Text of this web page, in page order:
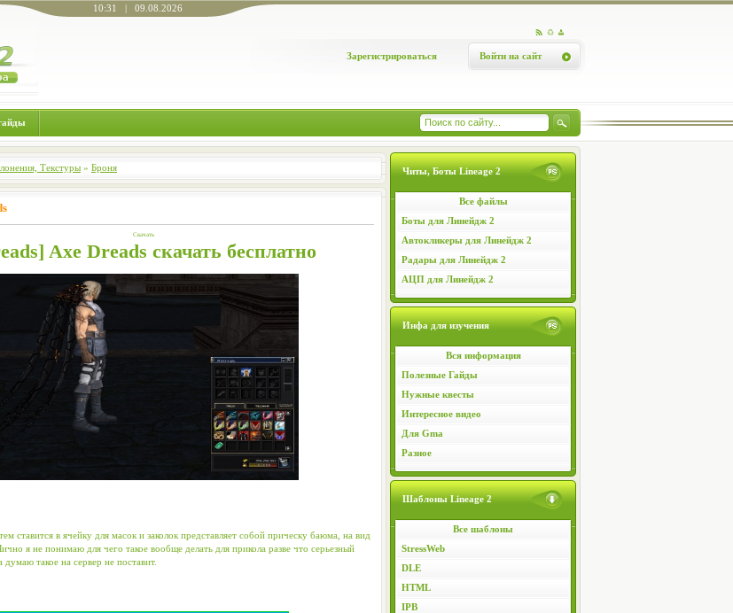
10:31 | 09.08.2026
Войти на сайт
Зарегистрироваться
Читы, Боты Lineage 2
Все файлы
Боты для Линейдж 2
Автокликеры для Линейдж 2
Радары для Линейдж 2
АЦП для Линейдж 2
Инфа для изучения
Вся информация
Полезные Гайды
Нужные квесты
Интересное видео
Для Gma
Разное
Шаблоны Lineage 2
Все шаблоны
StressWeb
DLE
HTML
IPB
Текстуры » Броня
Скачать
Axe Dreads скачать бесплатно
ставится в ячейку для масок и заколок представляет собой прическу баюма, на вид
я не понимаю для чего такое вообще делать для прикола разве что серьезный
такое на сервер не поставит.